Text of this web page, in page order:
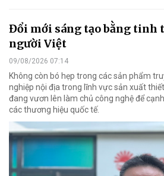
Đổi mới sáng tạo bằng tinh
người Việt
09/08/2026 07:14
Không còn bó hẹp trong các sản phẩm
nghiệp nội địa trong lĩnh vực sản xuất
đang vươn lên làm chủ công nghệ để
các thương hiệu quốc tế.